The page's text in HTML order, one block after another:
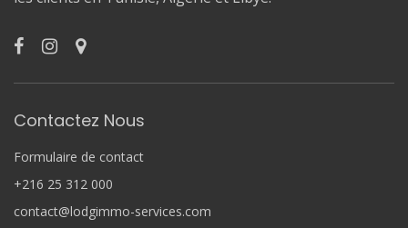
Contactez Nous
Formulaire de contact
+216 25 312 000
contact@lodgimmo-services.com